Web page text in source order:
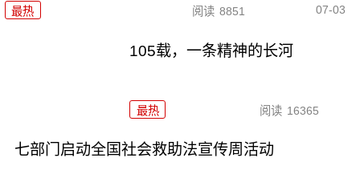
最热 阅读 8851 07-03
105载，一条精神的长河
最热 阅读 16365
七部门启动全国社会救助法宣传周活动